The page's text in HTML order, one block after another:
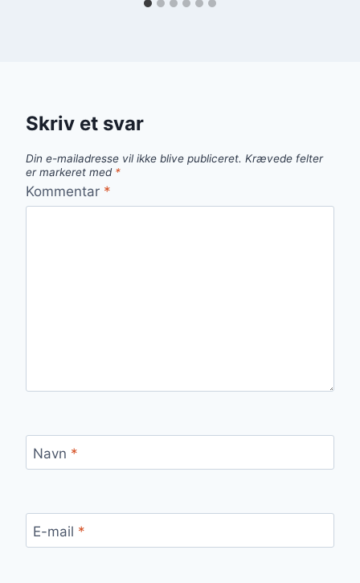
Skriv et svar
Din e-mailadresse vil ikke blive publiceret. Krævede felter
er markeret med *
Kommentar *
Navn *
E-mail *